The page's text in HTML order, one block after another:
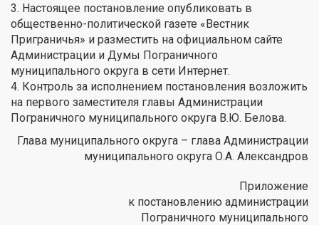
3. Настоящее постановление опубликовать в
общественно-политической газете «Вестник
Приграничья» и разместить на официальном сайте
Администрации и Думы Пограничного
муниципального округа в сети Интернет.
4. Контроль за исполнением постановления возложить
на первого заместителя главы Администрации
Пограничного муниципального округа В.Ю. Белова.
Глава муниципального округа – глава Администрации
муниципального округа О.А. Александров
Приложение
к постановлению администрации
Пограничного муниципального